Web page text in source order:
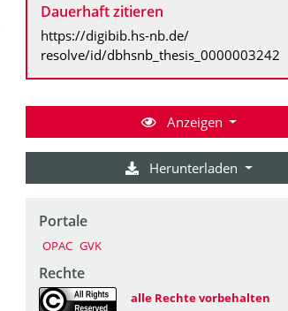
Dauerhaft zitieren
https://digibib.hs-nb.de/
resolve/id/dbhsnb_thesis_0000003242
Anzeigen
Herunterladen
Portale
OPAC GVK
Rechte
alle Rechte vorbehalten